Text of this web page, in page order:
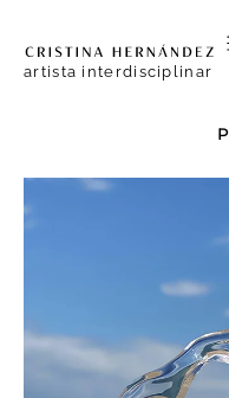
artista interdisciplinar